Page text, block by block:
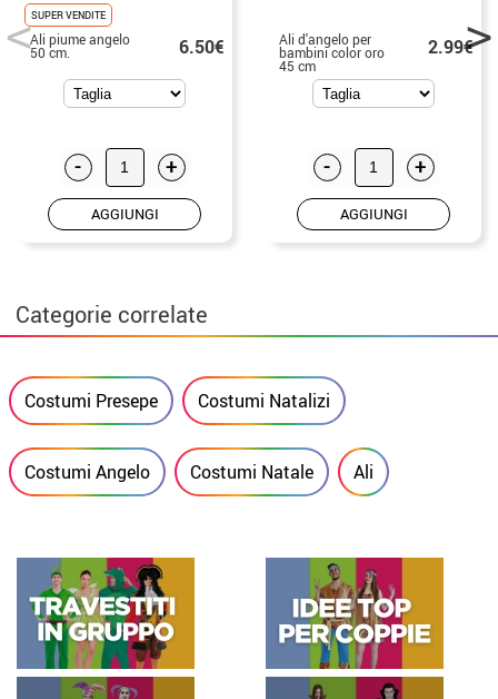
SUPER VENDITE
Ali piume angelo
50 cm. 6.50€
- +
AGGIUNGI
Ali d'angelo per
bambini color oro
45 cm
2.99€
- +
AGGIUNGI
Categorie correlate
Costumi Presepe Costumi Natalizi
Costumi Angelo Costumi Natale Ali